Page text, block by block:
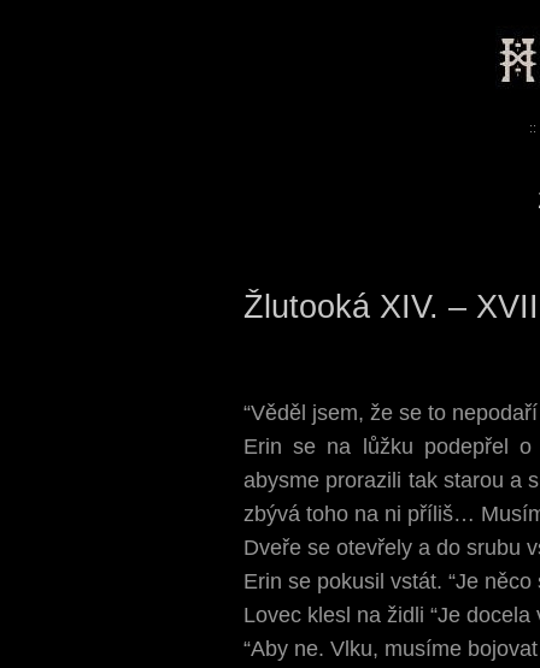
::
Žlutooká XIV. –
“Věděl jsem, že se to
Erin se na lůžku podepřel
abysme prorazili tak starou a
zbývá toho na ni příliš…
Dveře se otevřely a do srubu
Erin se pokusil vstát. “Je něco
Lovec klesl na židli “Je
“Aby ne. Vlku, musíme bojovat